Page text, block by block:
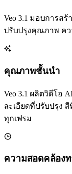
Veo 3.1 มอบการส
ปรับปรุงคุณภาพ คว
คุณภาพชั้นนำ
Veo 3.1 ผลิตวิดีโอ
ละเอียดที่ปรับปรุง
ทุกเฟรม
ความสอดคล้องท